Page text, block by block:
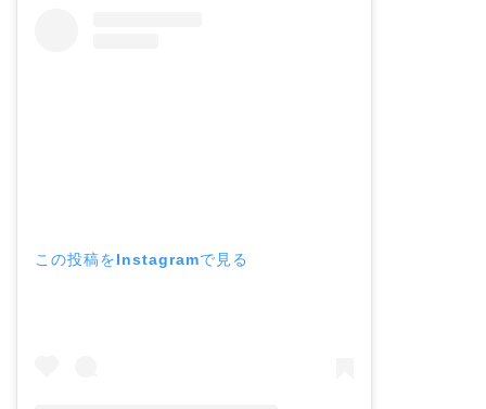
この投稿をInstagramで見る